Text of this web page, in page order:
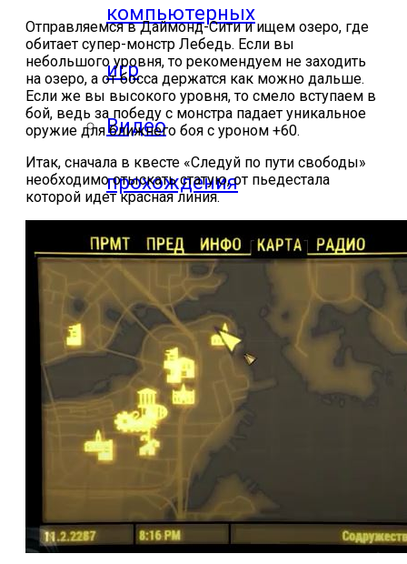
компьютерных
игр
Видео
прохождения
мобильных
игр
Где логика
ответы
Онлайн игры
Slither io
Отправляемся в Даймонд-Сити и ищем озеро, где
обитает супер-монстр Лебедь. Если вы
небольшого уровня, то рекомендуем не заходить
на озеро, а от босса держатся как можно дальше.
Если же вы высокого уровня, то смело вступаем в
бой, ведь за победу с монстра падает уникальное
оружие для ближнего боя с уроном +60.
Итак, сначала в квесте «Следуй по пути свободы»
необходимо отыскать статую, от пьедестала
которой идет красная линия.